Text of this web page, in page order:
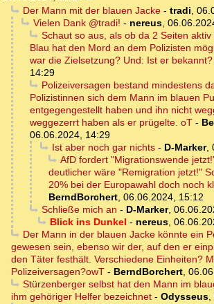
Der Mann mit der blauen Jacke- tradi,
Vielen Dank @tradi! - nereus,
Schaut so aus, als ob da 2 Seiten
Blau hat den Mord an dem Polizisten
war die Zielsetzung? Und: Ist er bekannt?
14:29
Polizeiversagen bestand mindestens
Polizistinnen sich dem Mann im blauen
entgegengestellt haben und ihn nicht
weggezerrt haben als er prügelte. oT -
06.06.2024, 14:29
Ist aber noch gar nichts- D-Marker,
AfD fordert "Migrationswende
deutlicher wäre "Remigration jetzt!"
20% bei der Europawahl doch noch
BerndBorchert, 06.06.2024, 15:12
Schließe mich an - D-Marker,
Blick ins Dunkel - nereus,
Der Mann in der blauen Jacke könnte ein
gewesen sein, ebenso wir der, auf den er
den Täter festhält. Verschiedene Einheiten?
Polizeiversagen?owT - BerndBorchert,
Stürzenberger selbst hat den Mann im
ihm gehöriger Helfer bezeichnet - Odysseus,